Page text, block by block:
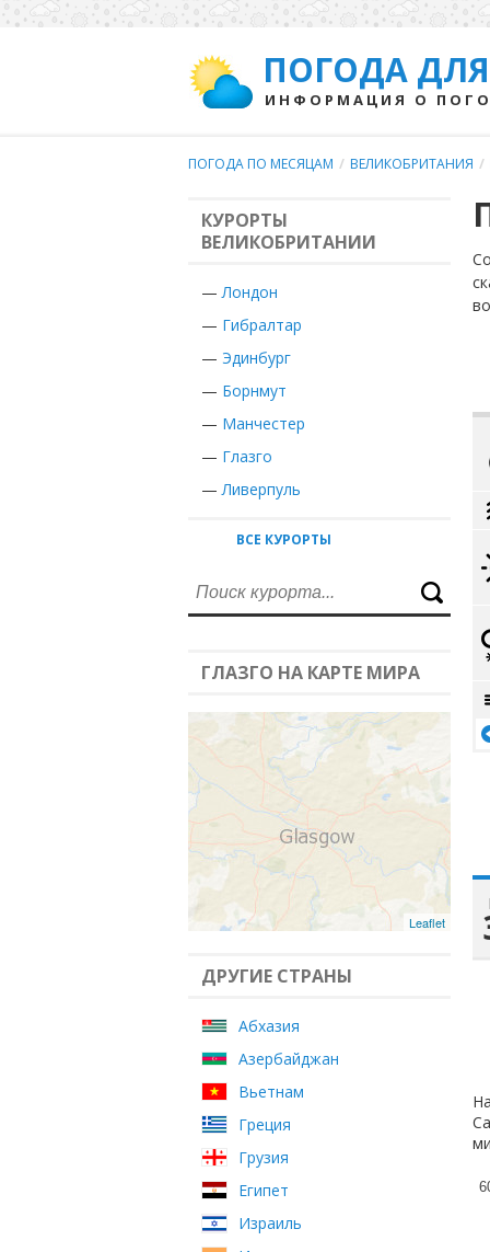
ПОГОДА
ИНФОРМАЦИЯ О
ПОГОДА ПО МЕСЯЦАМ / ВЕЛИКОБРИТАНИЯ /
КУРОРТЫ
ВЕЛИКОБРИТАНИИ
—Лондон
— Гибралтар
— Эдинбург
— Борнмут
— Манчестер
— Глазго
—Ливерпуль
ВСЕ КУРОРТЫ
ГЛАЗГО НА КАРТЕ МИРА
Leaflet
ДРУГИЕ СТРАНЫ
Абхазия
Азербайджан
Вьетнам
Греция
Грузия
Египет
Израиль